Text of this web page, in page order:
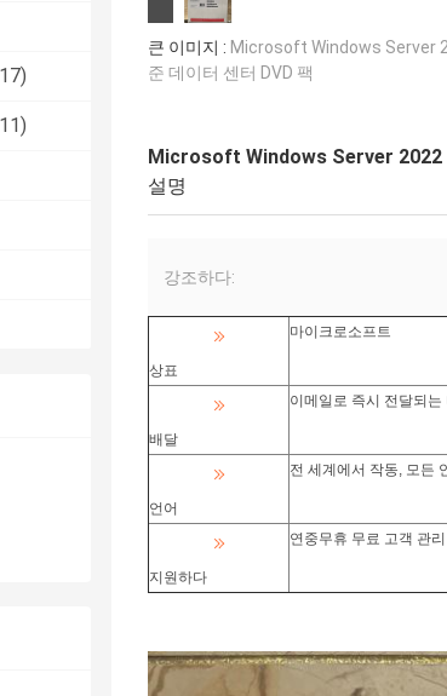
큰 이미지 : Microsoft Windows Server
준 데이터 센터 DVD 팩
Microsoft Windows Server 2022
설명
강조하다:
상표
마이크로소프트
배달
이메일로 즉시 전달되는
언어
전 세계에서 작동, 모든
지원하다
연중무휴 무료 고객 관리